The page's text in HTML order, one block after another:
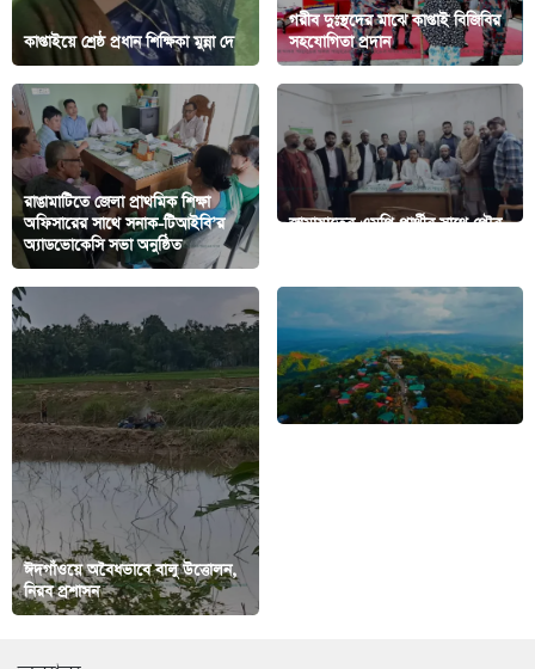
কাপ্তাইয়ে শ্রেষ্ঠ প্রধান শিক্ষিকা মুন্না দে
গরীব দুঃস্থদের মাঝে কাপ্তাই বিজিবির
সহযোগিতা প্রদান
‎রাঙামাটিতে জেলা প্রাথমিক শিক্ষা
অফিসারের সাথে সনাক-টিআইবি’র
অ্যাডভোকেসি সভা অনুষ্ঠিত ‎
জামায়াতের এমপি প্রার্থীর সাথে পৌর
ঈদগাঁওয়ে অবৈধভাবে বালু উত্তোলন,
নিরব প্রশাসন